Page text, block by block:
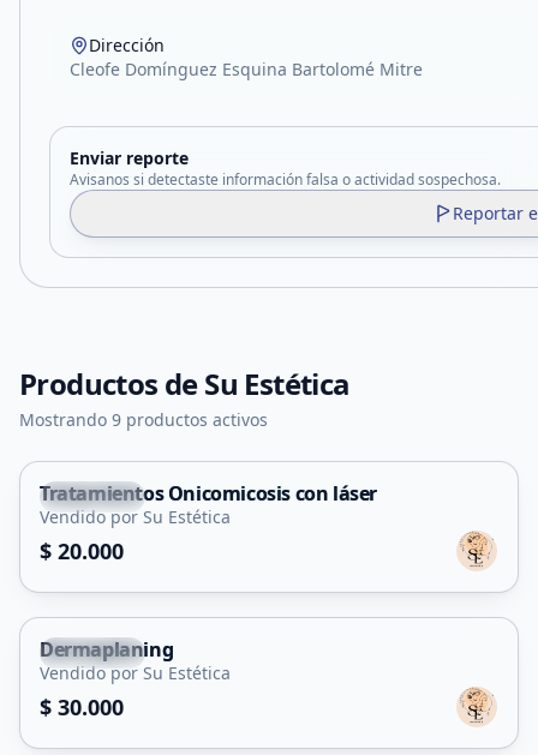
Dirección
Cleofe Domínguez Esquina Bartolomé Mitre
Enviar reporte
Avisanos si detectaste información falsa o actividad sospechosa.
Reportar
Productos deSu Estética
Mostrando 9 productos activos
Tilisarao
Servicio
Tratamientos Onicomicosis con láser
Vendido por Su Estética
$ 20.000
Tilisarao
Servicio
Dermaplaning
Vendido por Su Estética
$ 30.000